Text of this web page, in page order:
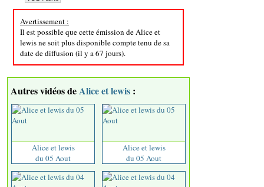
Avertissement :
Il est possible que cette émission de Alice et
lewis ne soit plus disponible compte tenu de sa
date de diffusion (il y a 67 jours).
Autres vidéos deAlice et lewis :
Alice et lewis
du 05 Aout
Alice et lewis
du 05 Aout